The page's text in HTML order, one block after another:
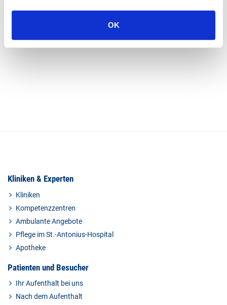
OK
Kliniken & Experten
Kliniken
Kompetenzzentren
Ambulante Angebote
Pflege im St.-Antonius-Hospital
Apotheke
Patienten und Besucher
Ihr Aufenthalt bei uns
Nach dem Aufenthalt